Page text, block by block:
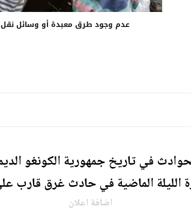
عدم وجود طرق معبدة أو وسائل نقل
الماضية في حادث غرق قارب على
اضافة اعلان